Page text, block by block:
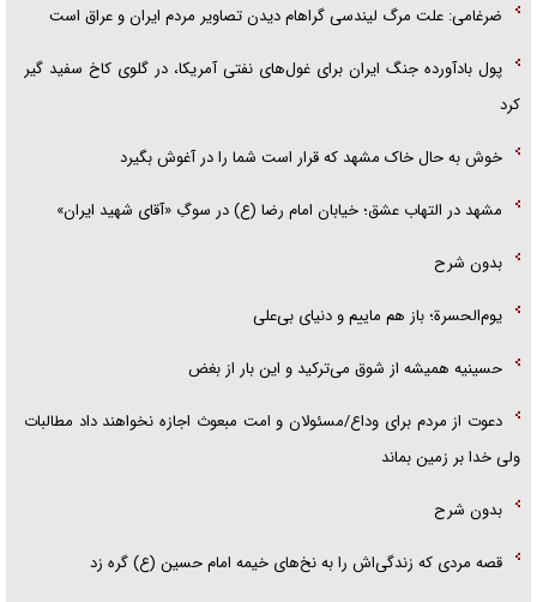
ضرغامی: علت مرگ لیندسی گراهام دیدن تصاویر مردم ایران و عراق است
پول بادآورده جنگ ایران برای غول‌های نفتی آمریکا، در گلوی کاخ سفید گیر
کرد
خوش به حال خاک مشهد که قرار است شما را در آغوش بگیرد
مشهد در التهاب عشق؛ خیابان امام رضا (ع) در سوگِ «آقای شهید ایران»
بدون شرح
یوم‌الحسرة؛ باز هم ماییم و دنیای بی‌علی
حسینیه همیشه از شوق می‌ترکید و این بار از بغض
دعوت از مردم برای وداع/مسئولان و امت مبعوث اجازه نخواهند داد مطالبات
ولی خدا بر زمین بماند
بدون شرح
قصه مردی که زندگی‌اش را به نخ‌های خیمه امام حسین (ع) گره زد